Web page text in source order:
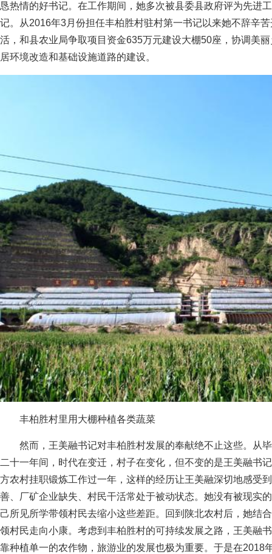
恳热情的好书记。在工作期间，她多次被县委县政府评为先进
记。从2016年3月份担任丰柏胜村驻村第一书记以来她不辞辛
活，和县农业局争取项目资金635万元建设大棚50座，协调美
居环境改造和基础设施道路的建设。
丰柏胜村里用大棚种植各类蔬菜
然而，王美融书记对丰柏胜村发展的奉献绝不止这些。从
二十一年间，时代在变迁，村子在变化，但不变的是王美融书
方农村挂职锻炼工作过一年，这样的经历让王美融深切地感受
善、厂矿企业缺失、村民干活常处于被动状态。她没有被现实
己所见所学带领村民去缩小这些差距。回到陕北农村后，她结
领村民走向小康。考虑到丰柏胜村的可持续发展之路，王美融
靠种植单一的农作物，旅游业的发展也极为重要。于是在2018